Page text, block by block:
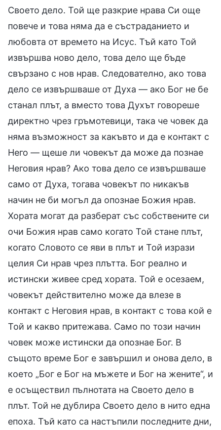
Своето дело. Той ще разкрие нрава Си още
повече и това няма да е състраданието и
любовта от времето на Исус. Тъй като Той
извършва ново дело, това дело ще бъде
свързано с нов нрав. Следователно, ако това
дело се извършваше от Духа — ако Бог не бе
станал плът, а вместо това Духът говореше
директно чрез гръмотевици, така че човек да
няма възможност за какъвто и да е контакт с
Него — щеше ли човекът да може да познае
Неговия нрав? Ако това дело се извършваше
само от Духа, тогава човекът по никакъв
начин не би могъл да опознае Божия нрав.
Хората могат да разберат със собствените си
очи Божия нрав само когато Той стане плът,
когато Словото се яви в плът и Той изрази
целия Си нрав чрез плътта. Бог реално и
истински живее сред хората. Той е осезаем,
човекът действително може да влезе в
контакт с Неговия нрав, в контакт с това кой е
Той и какво притежава. Само по този начин
човек може истински да опознае Бог. В
същото време Бог е завършил и онова дело, в
което „Бог е Бог на мъжете и Бог на жените“, и
е осъществил пълнотата на Своето дело в
плът. Той не дублира Своето дело в нито една
епоха. Тъй като са настъпили последните дни,